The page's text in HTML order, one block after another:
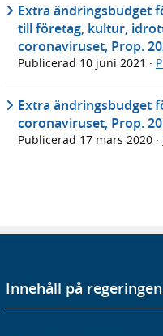
Extra ändringsbudget
till företag, kultur,
coronaviruset, Prop.
Publicerad 10 juni 2021 ·
Extra ändringsbudget
coronaviruset, Prop.
Publicerad 17 mars 2020 ·
Innehåll på